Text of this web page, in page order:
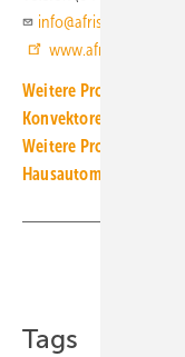
info@afriso.de
www.afriso.de
Weitere Produkt-
Konvektoren
Weitere Produkt-
Hausautomation
Tags